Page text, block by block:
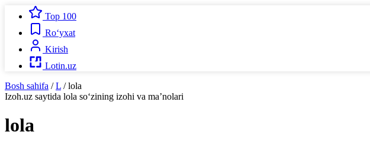
Top 100
Ro‘yxat
Kirish
Lotin.uz
Bosh sahifa / L / lola
Izoh.uz saytida lola so‘zining izohi va ma’nolari
lola